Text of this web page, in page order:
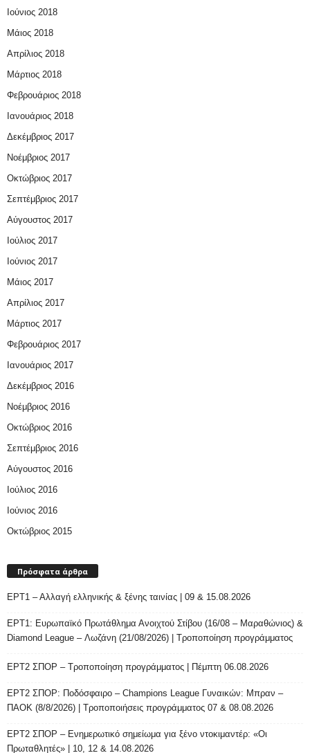
Ιούνιος 2018
Μάιος 2018
Απρίλιος 2018
Μάρτιος 2018
Φεβρουάριος 2018
Ιανουάριος 2018
Δεκέμβριος 2017
Νοέμβριος 2017
Οκτώβριος 2017
Σεπτέμβριος 2017
Αύγουστος 2017
Ιούλιος 2017
Ιούνιος 2017
Μάιος 2017
Απρίλιος 2017
Μάρτιος 2017
Φεβρουάριος 2017
Ιανουάριος 2017
Δεκέμβριος 2016
Νοέμβριος 2016
Οκτώβριος 2016
Σεπτέμβριος 2016
Αύγουστος 2016
Ιούλιος 2016
Ιούνιος 2016
Οκτώβριος 2015
Πρόσφατα άρθρα
ΕΡΤ1 – Αλλαγή ελληνικής & ξένης ταινίας | 09 & 15.08.2026
ΕΡΤ1: Ευρωπαϊκό Πρωτάθλημα Ανοιχτού Στίβου (16/08 – Μαραθώνιος) &
Diamond League – Λωζάνη (21/08/2026) | Τροποποίηση προγράμματος
ΕΡΤ2 ΣΠΟΡ – Τροποποίηση προγράμματος | Πέμπτη 06.08.2026
ΕΡΤ2 ΣΠΟΡ: Ποδόσφαιρο – Champions League Γυναικών: Μπραν –
ΠΑΟΚ (8/8/2026) | Τροποποιήσεις προγράμματος 07 & 08.08.2026
ΕΡΤ2 ΣΠΟΡ – Ενημερωτικό σημείωμα για ξένο ντοκιμαντέρ: «Οι
Πρωταθλητές» | 10, 12 & 14.08.2026